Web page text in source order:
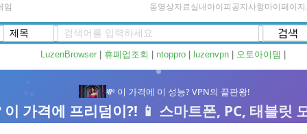
임 동영상자료실 내아이피 공지사항마이페이지
LuzenBrowser| 휴폐업조회 ntoppro| luzenvpn| 오토아이템